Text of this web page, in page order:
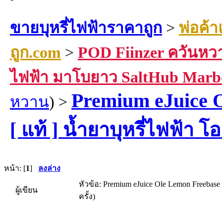
ขายบุหรี่ไฟฟ้าราคาถูก > พ่อค้า
ถูก.com> POD Fiinzer ควันห
ไฟฟ้า มาโบยาว SaltHub
หวาน) > Premium eJuice
[ แท้ ] น้ำยาบุหรี่ไฟฟ้า โ
หน้า: [1] ลงล่าง
ผู้เขียน
หัวข้อ: Premium eJuice Ole Lemon
ครั้ง)